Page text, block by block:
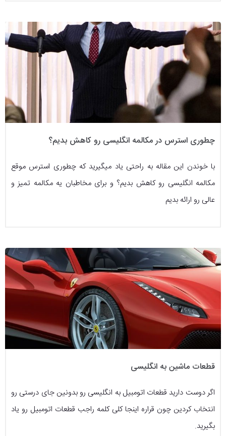
چطوری استرس در مکالمه انگلیسی رو کاهش بدیم؟
با خوندن این مقاله به راحتی یاد میگیرید که چطوری استرس موقع
مکالمه انگلیسی رو کاهش بدیم؟ و برای مخاطبان یه مکالمه تمیز و
عالی رو ارائه بدیم
قطعات ماشین به انگلیسی
اگر دوست دارید قطعات اتومبیل به انگلیسی رو بدونین جای درستی رو
انتخاب کردین چون قراره اینجا کلی کلمه راجب قطعات اتومبیل رو یاد
بگیرید.